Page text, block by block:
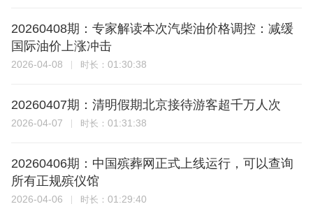
20260408期：专家解读本次汽柴油价格调控：减缓
国际油价上涨冲击
2026-04-08 时长： 01:30:38
20260407期：清明假期北京接待游客超千万人次
2026-04-07 时长： 01:31:38
20260406期：中国殡葬网正式上线运行，可以查询
所有正规殡仪馆
2026-04-06 时长： 01:29:40